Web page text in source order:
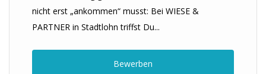
nicht erst „ankommen“ musst: Bei WIESE &
PARTNER in Stadtlohn triffst Du...
Bewerben